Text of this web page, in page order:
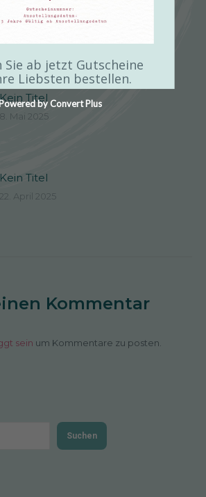
Kein Titel
Kein Titel
8. Mai 2025
Kein Titel
22. April 2025
Kommentar
sein um Kommentare zu posten.
Suchen
Sie ab jetzt Gutscheine
Liebsten bestellen.
by Convert Plus